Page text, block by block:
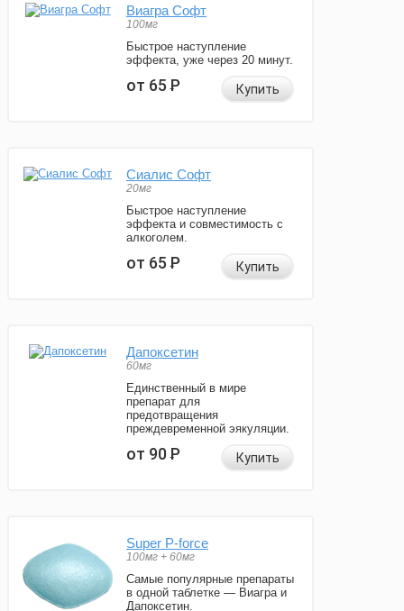
Виагра Софт
100мг
Быстрое наступление
эффекта, уже через 20 минут.
от 65Р Купить
Сиалис Софт
20мг
Быстрое наступление
эффекта и совместимость с
алкоголем.
от 65Р Купить
Дапоксетин
60мг
Единственный в мире
препарат для
предотвращения
преждевременной эякуляции.
от 90Р Купить
Super P-force
100мг + 60мг
Самые популярные препараты
в одной таблетке — Виагра и
Дапоксетин.